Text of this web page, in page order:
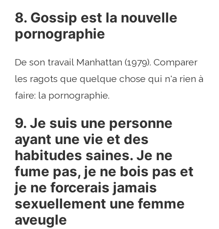
8. Gossip est la nouvelle
pornographie
De son travail Manhattan (1979). Comparer
les ragots que quelque chose qui n'a rien à
faire: la pornographie.
9. Je suis une personne
ayant une vie et des
habitudes saines. Je ne
fume pas, je ne bois pas et
je ne forcerais jamais
sexuellement une femme
aveugle